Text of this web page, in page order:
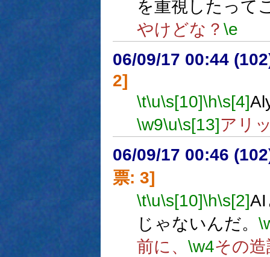
を重視したって
やけどな？ \e
06/09/17 00:44
2]
\t\u\s[10]\h\s[4]
\w9\u\s[13]アリ
06/09/17 00:46
票: 3]
\t\u\s[10]\h\s[2]
じゃないんだ。
前に、 \w4その